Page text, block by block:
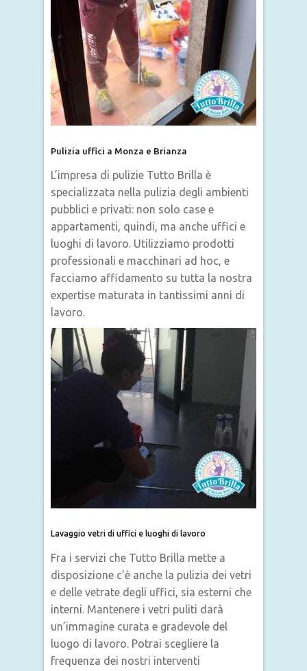
Pulizia uffici a Monza e Brianza
L’impresa di pulizie Tutto Brilla è
specializzata nella pulizia degli ambienti
pubblici e privati: non solo case e
appartamenti, quindi, ma anche uffici e
luoghi di lavoro. Utilizziamo prodotti
professionali e macchinari ad hoc, e
facciamo affidamento su tutta la nostra
expertise maturata in tantissimi anni di
lavoro.
Lavaggio vetri di uffici e luoghi di lavoro
Fra i servizi che Tutto Brilla mette a
disposizione c’è anche la pulizia dei vetri
e delle vetrate degli uffici, sia esterni che
interni. Mantenere i vetri puliti darà
un’immagine curata e gradevole del
luogo di lavoro. Potrai scegliere la
frequenza dei nostri interventi